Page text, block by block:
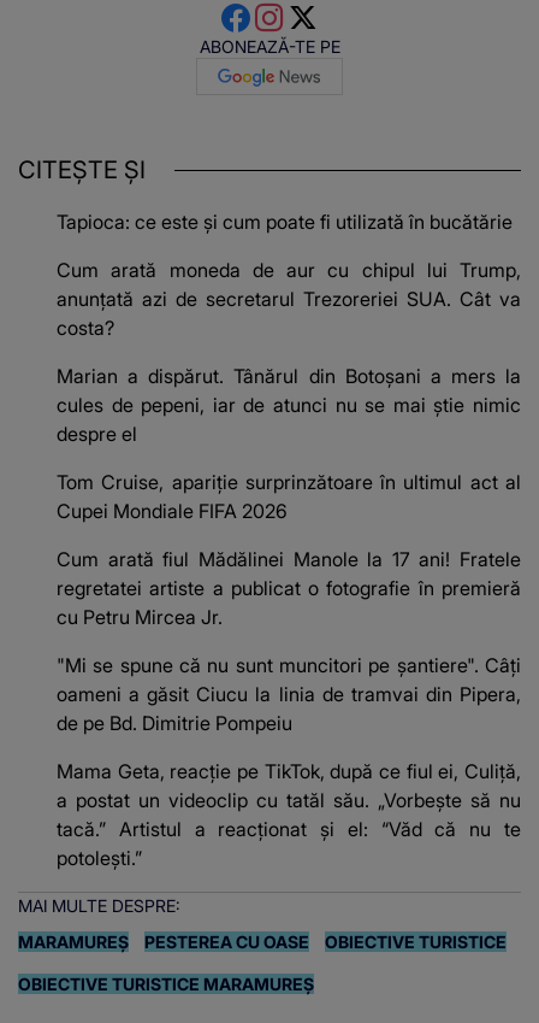
ABONEAZĂ-TE PE
CITEȘTE ȘI
Tapioca: ce este și cum poate fi utilizată în bucătărie
Cum arată moneda de aur cu chipul lui Trump,
anunțată azi de secretarul Trezoreriei SUA. Cât va
costa?
Marian a dispărut. Tânărul din Botoșani a mers la
cules de pepeni, iar de atunci nu se mai știe nimic
despre el
Tom Cruise, apariție surprinzătoare în ultimul act al
Cupei Mondiale FIFA 2026
Cum arată fiul Mădălinei Manole la 17 ani! Fratele
regretatei artiste a publicat o fotografie în premieră
cu Petru Mircea Jr.
"Mi se spune că nu sunt muncitori pe șantiere". Câţi
oameni a găsit Ciucu la linia de tramvai din Pipera,
de pe Bd. Dimitrie Pompeiu
Mama Geta, reacție pe TikTok, după ce fiul ei, Culiță,
a postat un videoclip cu tatăl său. „Vorbește să nu
tacă.” Artistul a reacționat și el: “Văd că nu te
potoleşti.”
MAI MULTE DESPRE:
MARAMUREŞ
PESTEREA CU OASE OBIECTIVE TURISTICE
OBIECTIVE TURISTICE MARAMUREȘ